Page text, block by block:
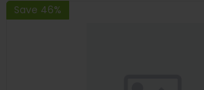
Save 46%